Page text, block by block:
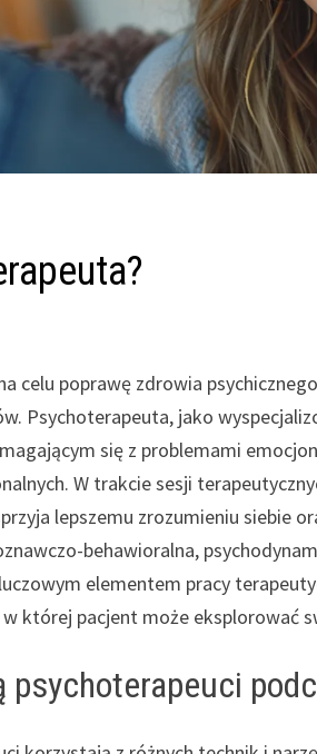
celu poprawę zdrowia
Psychoterapeuta, jako
się z problemami
W trakcie sesji
lepszemu zrozumieniu siebie
behawioralna,
elementem pracy
której pacjent może eksplorować